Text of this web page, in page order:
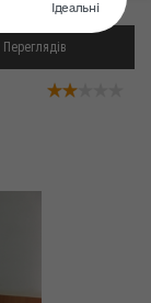
Переглядів